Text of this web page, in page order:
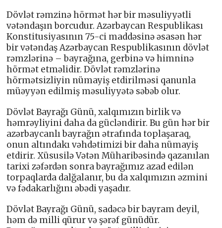
Dövlət rəmzinə hörmət hər bir məsuliyyətli
vətəndaşın borcudur. Azərbaycan Respublikası
Konstitusiyasının 75-ci maddəsinə əsasən hər
bir vətəndaş Azərbaycan Respublikasının dövlət
rəmzlərinə – bayrağına, gerbinə və himninə
hörmət etməlidir. Dövlət rəmzlərinə
hörmətsizliyin nümayiş etdirilməsi qanunla
müəyyən edilmiş məsuliyyətə səbəb olur.
Dövlət Bayrağı Günü, xalqımızın birlik və
həmrəyliyini daha da gücləndirir. Bu gün hər bir
azərbaycanlı bayrağın ətrafında toplaşaraq,
onun altındakı vəhdətimizi bir daha nümayiş
etdirir. Xüsusilə Vətən Müharibəsində qazanılan
tarixi zəfərdən sonra bayrağımız azad edilən
torpaqlarda dalğalanır, bu da xalqımızın əzmini
və fədakarlığını əbədi yaşadır.
Dövlət Bayrağı Günü, sadəcə bir bayram deyil,
həm də milli qürur və şərəf günüdür.